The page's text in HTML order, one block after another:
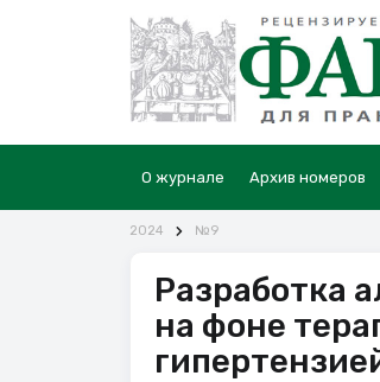
О журнале Архив номеров
2024 №9
Разработка
на фоне